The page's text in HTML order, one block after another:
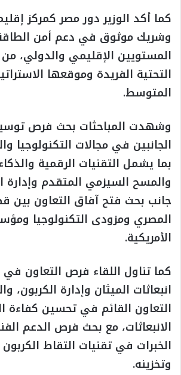
كما أكد الوزير دور مصر كمركز
وشريك موثوق في دعم أمن
المستويين الإقليمي والدولي، من
التحتية الفريدة وموقعها
المتوسط.
وشهدت المباحثات بحث فرص
الجانبين في مجالات التكنولوجيا
بما يشمل التقنيات الرقمية
والمسح السيزمي المتقدم وإدارة
جانب بحث فتح آفاق التعاون بين
المصري ومزودى التكنولوجيا
الأمريكية.
كما تناول اللقاء فرص التعاون
انبعاثات الميثان وإدارة الكربون،
التعاون القائم في تحسين
الانبعاثات، مع بحث فرص الدعم
الخبرات في تقنيات التقاط
وتخزينه.